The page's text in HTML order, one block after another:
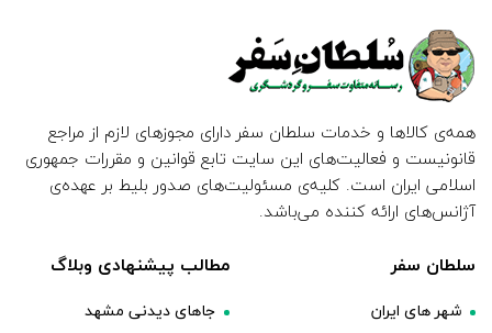
همه‌ی کالاها و خدمات سلطان سفر دارای مجوزهای لازم از مراجع
قانونیست و فعالیت‌های این سایت تابع قوانین و مقررات جمهوری
اسلامی ایران است. کلیه‌ی مسئولیت‌های صدور بلیط بر عهده‌ی
آژانس‌های ارائه کننده می‌باشد.
سلطان سفر
شهر های ایران
مطالب پیشنهادی وبلاگ
جاهای دیدنی مشهد